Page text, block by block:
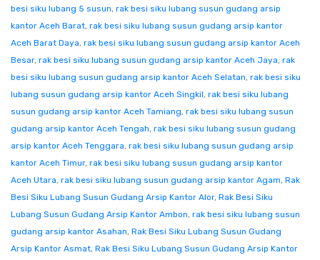
besi siku lubang 5 susun, rak besi siku lubang susun gudang arsip
kantor Aceh Barat, rak besi siku lubang susun gudang arsip kantor
Aceh Barat Daya, rak besi siku lubang susun gudang arsip kantor Aceh
Besar, rak besi siku lubang susun gudang arsip kantor Aceh Jaya, rak
besi siku lubang susun gudang arsip kantor Aceh Selatan, rak besi siku
lubang susun gudang arsip kantor Aceh Singkil, rak besi siku lubang
susun gudang arsip kantor Aceh Tamiang, rak besi siku lubang susun
gudang arsip kantor Aceh Tengah, rak besi siku lubang susun gudang
arsip kantor Aceh Tenggara, rak besi siku lubang susun gudang arsip
kantor Aceh Timur, rak besi siku lubang susun gudang arsip kantor
Aceh Utara, rak besi siku lubang susun gudang arsip kantor Agam, Rak
Besi Siku Lubang Susun Gudang Arsip Kantor Alor, Rak Besi Siku
Lubang Susun Gudang Arsip Kantor Ambon, rak besi siku lubang susun
gudang arsip kantor Asahan, Rak Besi Siku Lubang Susun Gudang
Arsip Kantor Asmat, Rak Besi Siku Lubang Susun Gudang Arsip Kantor